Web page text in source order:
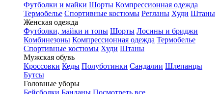
Футболки и майки Шорты Компрессионная одежда
Термобелье Спортивные костюмы Регланы Худи Штаны
Женская одежда
Футболки, майки и топы Шорты Лосины и бриджи
Комбинезоны Компрессионная одежда Термобелье
Спортивные костюмы Худи Штаны
Мужская обувь
Кроссовки Кеды Полуботинки Сандалии Шлепанцы
Бутсы
Головные уборы